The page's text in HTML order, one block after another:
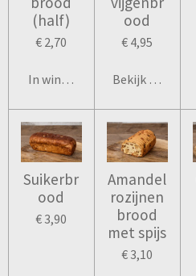
(half)
€ 2,70
In winkelwagen
ood
€ 4,95
Bekijk details
Suikerbr
ood
€ 3,90
Amandel
rozijnen
brood
met spijs
€ 3,10